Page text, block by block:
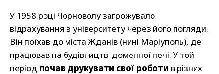
У 1958 році Чорноволу загрожувало
відрахування з університету через його погляди.
Він поїхав до міста Жданів (нині Маріуполь), де
працював на будівництві доменної печі. У той
період почав друкувати свої роботи в різних